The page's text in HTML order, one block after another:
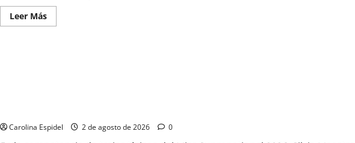
Leer Más
Carolina Espidel 2 de agosto de 2026 0